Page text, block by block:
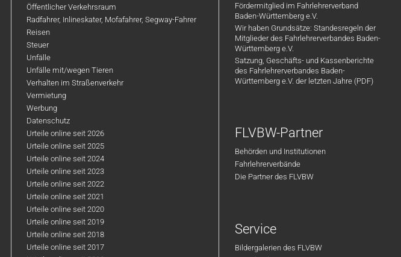
Öffentlicher Verkehrsraum
Radfahrer, Inlineskater, Mofafahrer, Segway-Fahrer
Reisen
Steuer
Unfälle
Unfälle mit/wegen Tieren
Verhalten im Straßenverkehr
Vermietung
Werbung
Datenschutz
Urteile online seit 2026
Urteile online seit 2025
Urteile online seit 2024
Urteile online seit 2023
Urteile online seit 2022
Urteile online seit 2021
Urteile online seit 2020
Urteile online seit 2019
Urteile online seit 2018
Urteile online seit 2017
Fördermitglied im Fahrlehrerverband
Baden-Württemberg e.V.
Wir haben Grundsätze: Standesregeln der
Mitglieder des Fahrlehrerverbandes Baden-
Württemberg e.V.
Satzung, Geschäfts- und Kassenberichte
des Fahrlehrerverbandes Baden-
Württemberg e.V. der letzten Jahre (PDF)
FLVBW-Partner
Behörden und Institutionen
Fahrlehrerverbände
Die Partner des FLVBW
Service
Bildergalerien des FLVBW